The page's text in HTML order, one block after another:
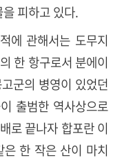
피하고 있다.
에 관해서는 도무지
한 항구로서 분에이
군의 병영이 있었던
출범한 역사상으로
로 끝나자 합포란 이
한 작은 산이 마치